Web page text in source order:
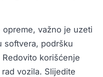
važno je uzeti
softvera, podršku
korišćenje
vozila. Slijedite